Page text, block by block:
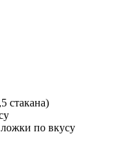
стакана)
по вкусу